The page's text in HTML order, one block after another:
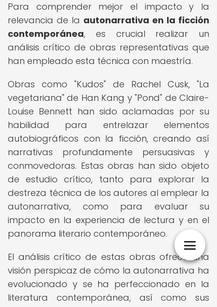
Para comprender mejor el impacto y la
relevancia de la autonarrativa en la ficción
contemporánea, es crucial realizar un
análisis crítico de obras representativas que
han empleado esta técnica con maestría.
Obras como "Kudos" de Rachel Cusk, "La
vegetariana" de Han Kang y "Pond" de Claire-
Louise Bennett han sido aclamadas por su
habilidad para entrelazar elementos
autobiográficos con la ficción, creando así
narrativas profundamente persuasivas y
conmovedoras. Estas obras han sido objeto
de estudio crítico, tanto para explorar la
destreza técnica de los autores al emplear la
autonarrativa, como para evaluar su
impacto en la experiencia de lectura y en el
panorama literario contemporáneo.
El análisis crítico de estas obras ofrece una
visión perspicaz de cómo la autonarrativa ha
evolucionado y se ha perfeccionado en la
literatura contemporánea, así como sus